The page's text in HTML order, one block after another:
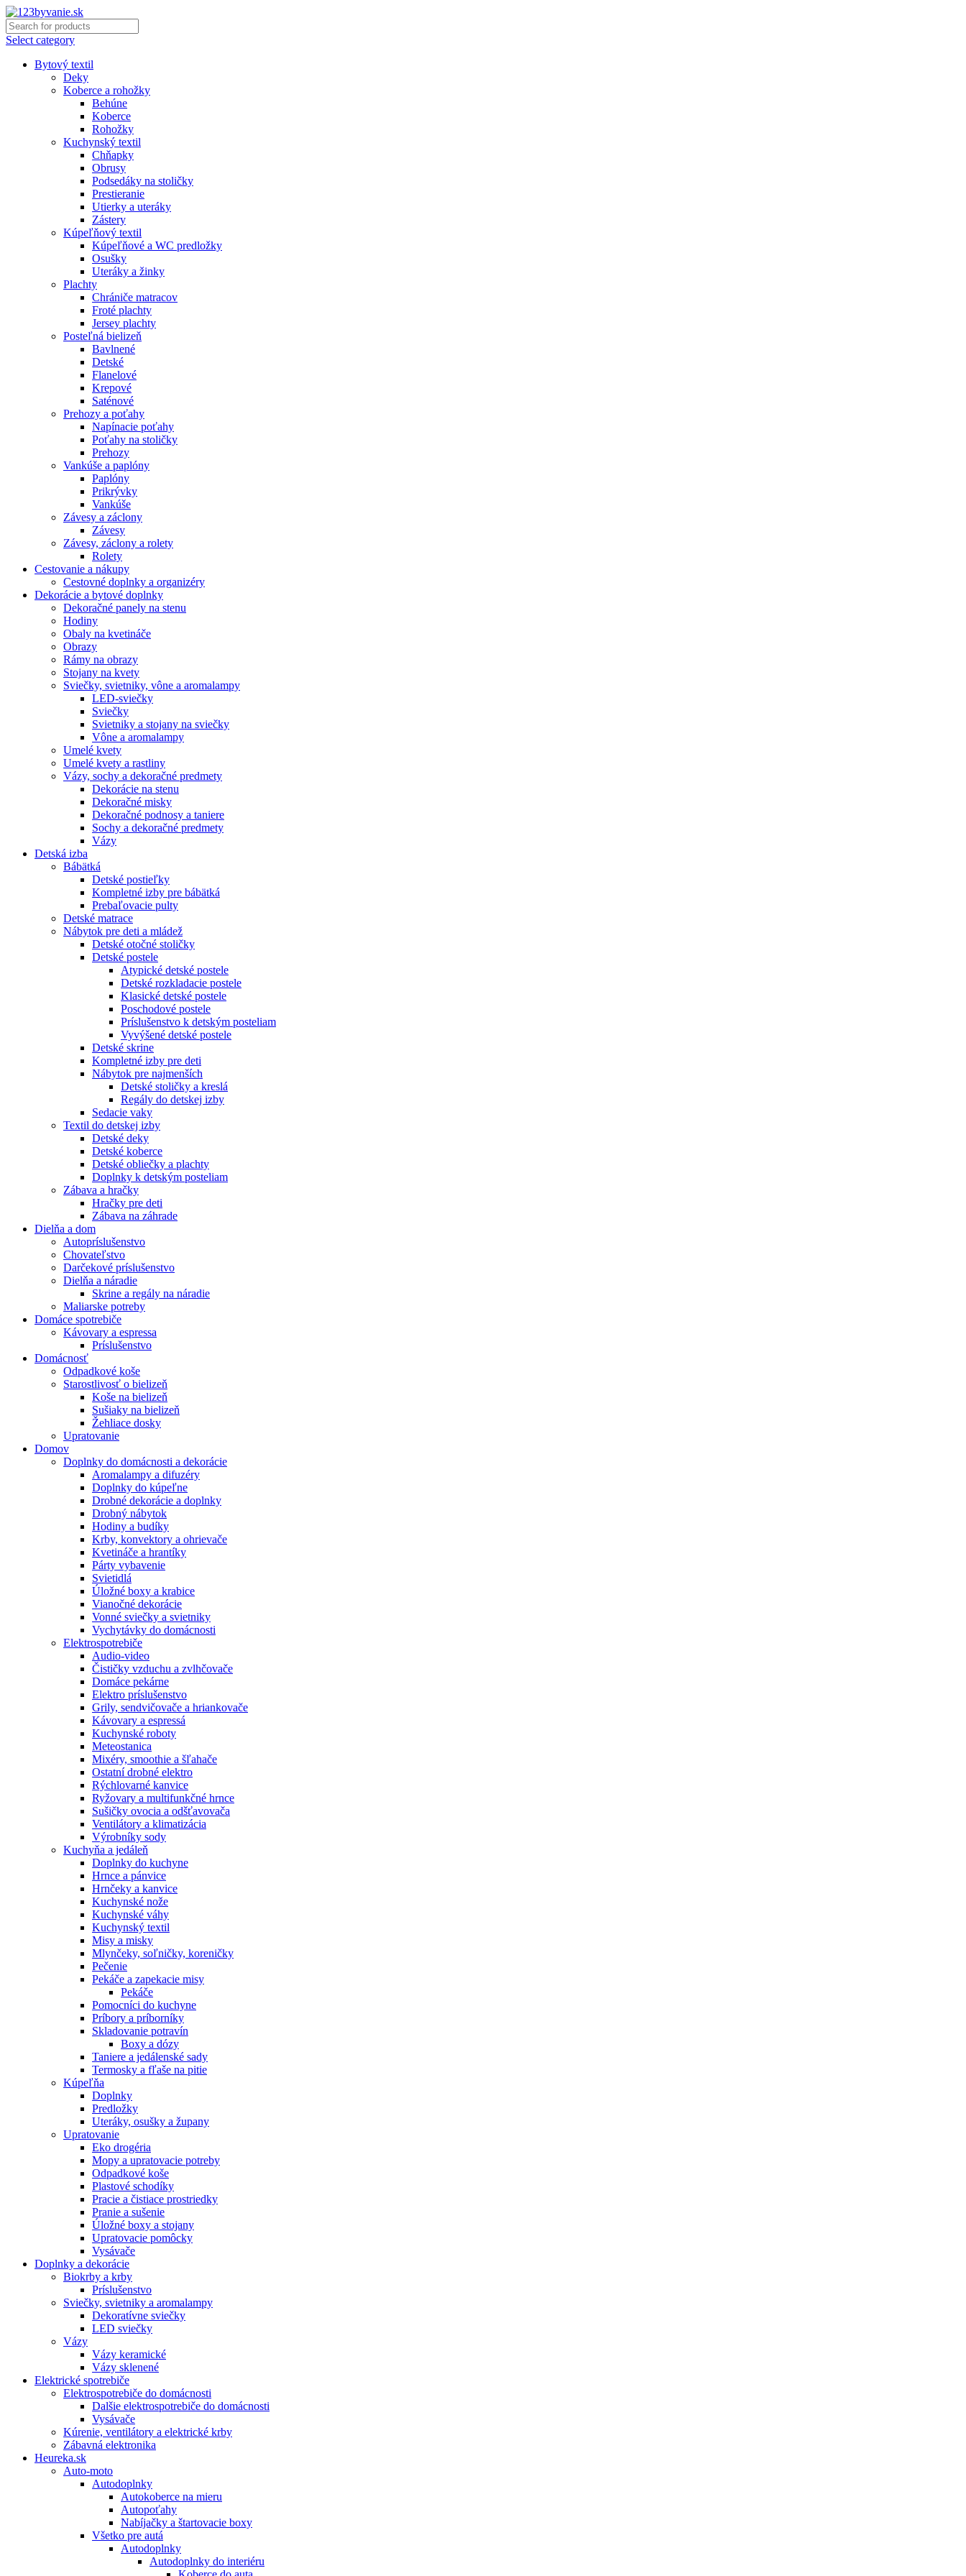
Select category
Bytový textil
Deky
Koberce a rohožky
Behúne
Koberce
Rohožky
Kuchynský textil
Chňapky
Obrusy
Podsedáky na stoličky
Prestieranie
Utierky a uteráky
Zástery
Kúpeľňový textil
Kúpeľňové a WC predložky
Osušky
Uteráky a žinky
Plachty
Chrániče matracov
Froté plachty
Jersey plachty
Posteľná bielizeň
Bavlnené
Detské
Flanelové
Krepové
Saténové
Prehozy a poťahy
Napínacie poťahy
Poťahy na stoličky
Prehozy
Vankúše a paplóny
Paplóny
Prikrývky
Vankúše
Závesy a záclony
Závesy
Závesy, záclony a rolety
Rolety
Cestovanie a nákupy
Cestovné doplnky a organizéry
Dekorácie a bytové doplnky
Dekoračné panely na stenu
Hodiny
Obaly na kvetináče
Obrazy
Rámy na obrazy
Stojany na kvety
Sviečky, svietniky, vône a aromalampy
LED-sviečky
Sviečky
Svietniky a stojany na sviečky
Vône a aromalampy
Umelé kvety
Umelé kvety a rastliny
Vázy, sochy a dekoračné predmety
Dekorácie na stenu
Dekoračné misky
Dekoračné podnosy a taniere
Sochy a dekoračné predmety
Vázy
Detská izba
Bábätká
Detské postieľky
Kompletné izby pre bábätká
Prebaľovacie pulty
Detské matrace
Nábytok pre deti a mládež
Detské otočné stoličky
Detské postele
Atypické detské postele
Detské rozkladacie postele
Klasické detské postele
Poschodové postele
Príslušenstvo k detským posteliam
Vyvýšené detské postele
Detské skrine
Kompletné izby pre deti
Nábytok pre najmenších
Detské stoličky a kreslá
Regály do detskej izby
Sedacie vaky
Textil do detskej izby
Detské deky
Detské koberce
Detské obliečky a plachty
Doplnky k detským posteliam
Zábava a hračky
Hračky pre deti
Zábava na záhrade
Dielňa a dom
Autopríslušenstvo
Chovateľstvo
Darčekové príslušenstvo
Dielňa a náradie
Skrine a regály na náradie
Maliarske potreby
Domáce spotrebiče
Kávovary a espressa
Príslušenstvo
Domácnosť
Odpadkové koše
Starostlivosť o bielizeň
Koše na bielizeň
Sušiaky na bielizeň
Žehliace dosky
Upratovanie
Domov
Doplnky do domácnosti a dekorácie
Aromalampy a difuzéry
Doplnky do kúpeľne
Drobné dekorácie a doplnky
Drobný nábytok
Hodiny a budíky
Krby, konvektory a ohrievače
Kvetináče a hrantíky
Párty vybavenie
Svietidlá
Úložné boxy a krabice
Vianočné dekorácie
Vonné sviečky a svietniky
Vychytávky do domácnosti
Elektrospotrebiče
Audio-video
Čističky vzduchu a zvlhčovače
Domáce pekárne
Elektro príslušenstvo
Grily, sendvičovače a hriankovače
Kávovary a espressá
Kuchynské roboty
Meteostanica
Mixéry, smoothie a šľahače
Ostatní drobné elektro
Rýchlovarné kanvice
Ryžovary a multifunkčné hrnce
Sušičky ovocia a odšťavovača
Ventilátory a klimatizácia
Výrobníky sody
Kuchyňa a jedáleň
Doplnky do kuchyne
Hrnce a pánvice
Hrnčeky a kanvice
Kuchynské nože
Kuchynské váhy
Kuchynský textil
Misy a misky
Mlynčeky, soľničky, koreničky
Pečenie
Pekáče a zapekacie misy
Pekáče
Pomocníci do kuchyne
Príbory a príborníky
Skladovanie potravín
Boxy a dózy
Taniere a jedálenské sady
Termosky a fľaše na pitie
Kúpeľňa
Doplnky
Predložky
Uteráky, osušky a župany
Upratovanie
Eko drogéria
Mopy a upratovacie potreby
Odpadkové koše
Plastové schodíky
Pracie a čistiace prostriedky
Pranie a sušenie
Úložné boxy a stojany
Upratovacie pomôcky
Vysávače
Doplnky a dekorácie
Biokrby a krby
Príslušenstvo
Sviečky, svietniky a aromalampy
Dekoratívne sviečky
LED sviečky
Vázy
Vázy keramické
Vázy sklenené
Elektrické spotrebiče
Elektrospotrebiče do domácnosti
Dalšie elektrospotrebiče do domácnosti
Vysávače
Kúrenie, ventilátory a elektrické krby
Zábavná elektronika
Heureka.sk
Auto-moto
Autodoplnky
Autokoberce na mieru
Autopoťahy
Nabíjačky a štartovacie boxy
Všetko pre autá
Autodoplnky
Autodoplnky do interiéru